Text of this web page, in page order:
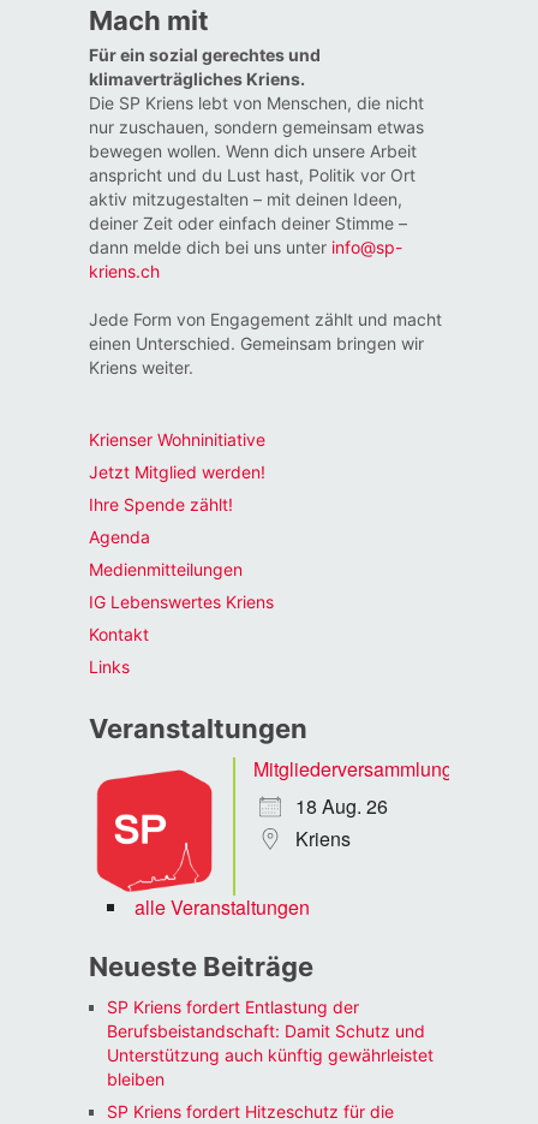
Mach mit
Für ein sozial gerechtes und
klimaverträgliches Kriens.
Die SP Kriens lebt von Menschen, die nicht
nur zuschauen, sondern gemeinsam etwas
bewegen wollen. Wenn dich unsere Arbeit
anspricht und du Lust hast, Politik vor Ort
aktiv mitzugestalten – mit deinen Ideen,
deiner Zeit oder einfach deiner Stimme –
dann melde dich bei uns unter info@sp-
kriens.ch
Jede Form von Engagement zählt und macht
einen Unterschied. Gemeinsam bringen wir
Kriens weiter.
Krienser Wohninitiative
Jetzt Mitglied werden!
Ihre Spende zählt!
Agenda
Medienmitteilungen
IG Lebenswertes Kriens
Kontakt
Links
Veranstaltungen
Mitgliederversammlung
18 Aug. 26
Kriens
alle Veranstaltungen
Neueste Beiträge
SP Kriens fordert Entlastung der
Berufsbeistandschaft: Damit Schutz und
Unterstützung auch künftig gewährleistet
bleiben
SP Kriens fordert Hitzeschutz für die